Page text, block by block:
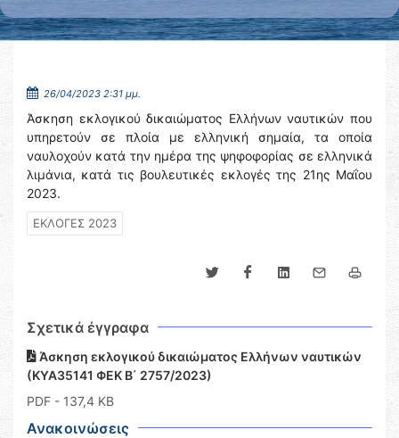
26/04/2023 2:31 μμ.
Άσκηση εκλογικού δικαιώματος Ελλήνων ναυτικών που
υπηρετούν σε πλοία με ελληνική σημαία, τα οποία
ναυλοχούν κατά την ημέρα της ψηφοφορίας σε ελληνικά
λιμάνια, κατά τις βουλευτικές εκλογές της 21ης Μαΐου
2023.
ΕΚΛΟΓΕΣ 2023
Σχετικά έγγραφα
Άσκηση εκλογικού δικαιώματος Ελλήνων ναυτικών
(ΚΥΑ35141 ΦΕΚ Β΄ 2757/2023)
PDF - 137,4 KB
Ανακοινώσεις